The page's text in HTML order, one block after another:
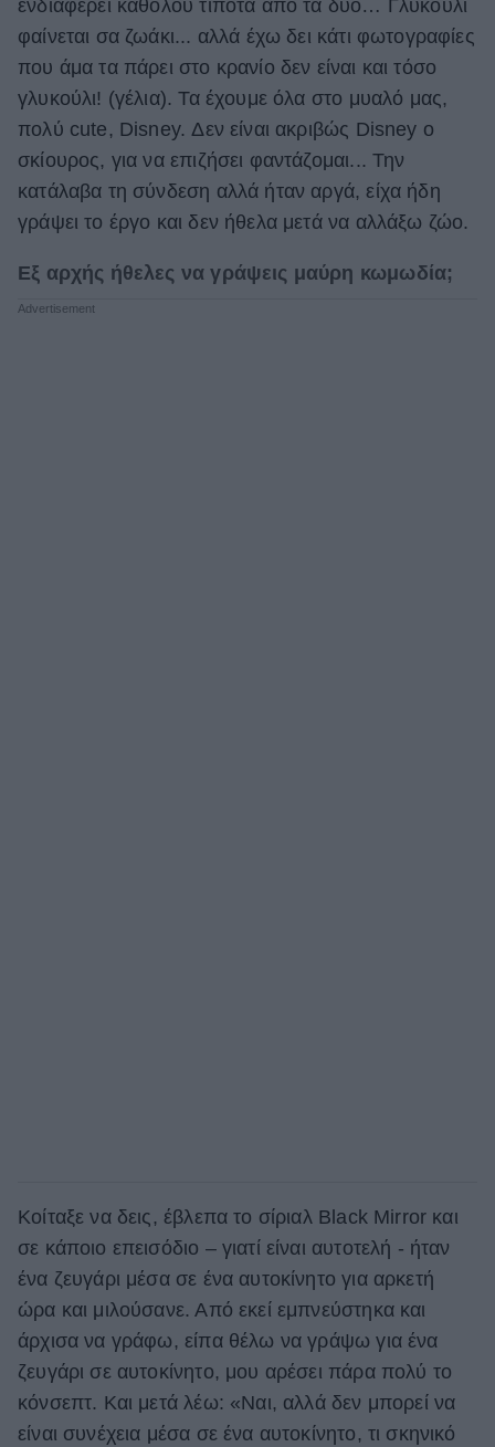
ενδιαφέρει καθόλου τίποτα από τα δυο… Γλυκούλι
φαίνεται σα ζωάκι... αλλά έχω δει κάτι φωτογραφίες
που άμα τα πάρει στο κρανίο δεν είναι και τόσο
γλυκούλι! (γέλια). Τα έχουμε όλα στο μυαλό μας,
πολύ cute, Disney. Δεν είναι ακριβώς Disney ο
σκίουρος, για να επιζήσει φαντάζομαι... Την
κατάλαβα τη σύνδεση αλλά ήταν αργά, είχα ήδη
γράψει το έργο και δεν ήθελα μετά να αλλάξω ζώο.
Εξ αρχής ήθελες να γράψεις μαύρη κωμωδία;
Κοίταξε να δεις, έβλεπα το σίριαλ Black Mirror και
σε κάποιο επεισόδιο – γιατί είναι αυτοτελή - ήταν
ένα ζευγάρι μέσα σε ένα αυτοκίνητο για αρκετή
ώρα και μιλούσανε. Από εκεί εμπνεύστηκα και
άρχισα να γράφω, είπα θέλω να γράψω για ένα
ζευγάρι σε αυτοκίνητο, μου αρέσει πάρα πολύ το
κόνσεπτ. Και μετά λέω: «Ναι, αλλά δεν μπορεί να
είναι συνέχεια μέσα σε ένα αυτοκίνητο, τι σκηνικό